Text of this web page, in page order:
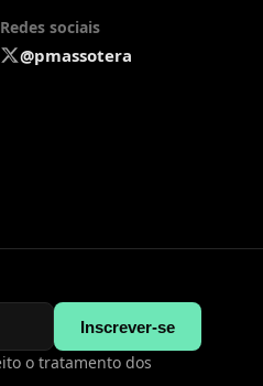
Redes sociais
@pmassotera
Inscrever-se
o tratamento dos